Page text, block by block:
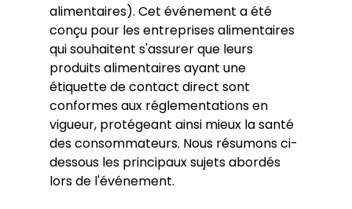
alimentaires). Cet événement a été
conçu pour les entreprises alimentaires
qui souhaitent s'assurer que leurs
produits alimentaires ayant une
étiquette de contact direct sont
conformes aux réglementations en
vigueur, protégeant ainsi mieux la santé
des consommateurs. Nous résumons ci-
dessous les principaux sujets abordés
lors de l'événement.